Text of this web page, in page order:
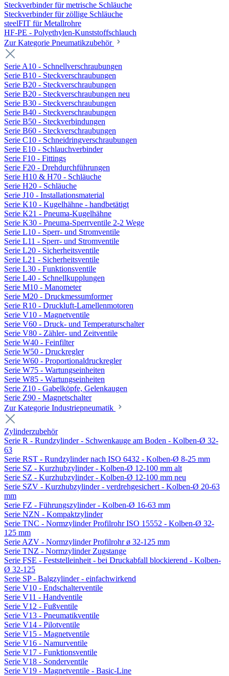
Steckverbinder für metrische Schläuche
Steckverbinder für zöllige Schläuche
steelFIT für Metallrohre
HF-PE - Polyethylen-Kunststoffschlauch
Zur Kategorie Pneumatikzubehör
Serie A10 - Schnellverschraubungen
Serie B10 - Steckverschraubungen
Serie B20 - Steckverschraubungen
Serie B20 - Steckverschraubungen neu
Serie B30 - Steckverschraubungen
Serie B40 - Steckverschraubungen
Serie B50 - Steckverbindungen
Serie B60 - Steckverschraubungen
Serie C10 - Schneidringverschraubungen
Serie E10 - Schlauchverbinder
Serie F10 - Fittings
Serie F20 - Drehdurchführungen
Serie H10 & H70 - Schläuche
Serie H20 - Schläuche
Serie J10 - Installationsmaterial
Serie K10 - Kugelhähne - handbetätigt
Serie K21 - Pneuma-Kugelhähne
Serie K30 - Pneuma-Sperrventile 2-2 Wege
Serie L10 - Sperr- und Stromventile
Serie L11 - Sperr- und Stromventile
Serie L20 - Sicherheitsventile
Serie L21 - Sicherheitsventile
Serie L30 - Funktionsventile
Serie L40 - Schnellkupplungen
Serie M10 - Manometer
Serie M20 - Druckmessumformer
Serie R10 - Druckluft-Lamellenmotoren
Serie V10 - Magnetventile
Serie V60 - Druck- und Temperaturschalter
Serie V80 - Zähler- und Zeitventile
Serie W40 - Feinfilter
Serie W50 - Druckregler
Serie W60 - Proportionaldruckregler
Serie W75 - Wartungseinheiten
Serie W85 - Wartungseinheiten
Serie Z10 - Gabelköpfe, Gelenkaugen
Serie Z90 - Magnetschalter
Zur Kategorie Industriepneumatik
Zylinderzubehör
Serie R - Rundzylinder - Schwenkauge am Boden - Kolben-Ø 32-
63
Serie RST - Rundzylinder nach ISO 6432 - Kolben-Ø 8-25 mm
Serie SZ - Kurzhubzylinder - Kolben-Ø 12-100 mm alt
Serie SZ - Kurzhubzylinder - Kolben-Ø 12-100 mm neu
Serie SZV - Kurzhubzylinder - verdrehgesichert - Kolben-Ø 20-63
mm
Serie FZ - Führungszylinder - Kolben-Ø 16-63 mm
Serie NZN - Kompaktzylinder
Serie TNC - Normzylinder Profilrohr ISO 15552 - Kolben-Ø 32-
125 mm
Serie AZV - Normzylinder Profilrohr ø 32-125 mm
Serie TNZ - Normzylinder Zugstange
Serie FSE - Feststelleinheit - bei Druckabfall blockierend - Kolben-
Ø 32-125
Serie SP - Balgzylinder - einfachwirkend
Serie V10 - Endschalterventile
Serie V11 - Handventile
Serie V12 - Fußventile
Serie V13 - Pneumatikventile
Serie V14 - Pilotventile
Serie V15 - Magnetventile
Serie V16 - Namurventile
Serie V17 - Funktionsventile
Serie V18 - Sonderventile
Serie V19 - Magnetventile - Basic-Line